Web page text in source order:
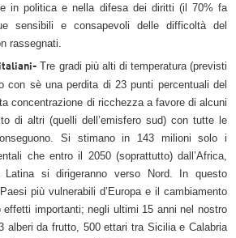
in politica e nella difesa dei diritti (il 70% fa
sensibili e consapevoli delle difficoltà del
rassegnati.
Tre gradi più alti di temperatura (previsti
con sè una perdita di 23 punti percentuali del
concentrazione di ricchezza a favore di alcuni
di altri (quelli dell’emisfero sud) con tutte le
Si stimano in 143 milioni solo i
che entro il 2050 (soprattutto) dall’Africa,
Latina si dirigeranno verso Nord. In questo
più vulnerabili d’Europa e il cambiamento
importanti; negli ultimi 15 anni nel nostro
alberi da frutto, 500 ettari tra Sicilia e Calabria